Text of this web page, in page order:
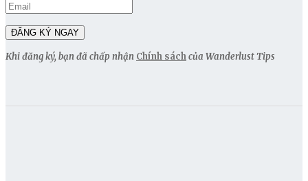
Khi đăng ký, bạn đã chấp nhận Chính sáchcủa Wanderlust Tips